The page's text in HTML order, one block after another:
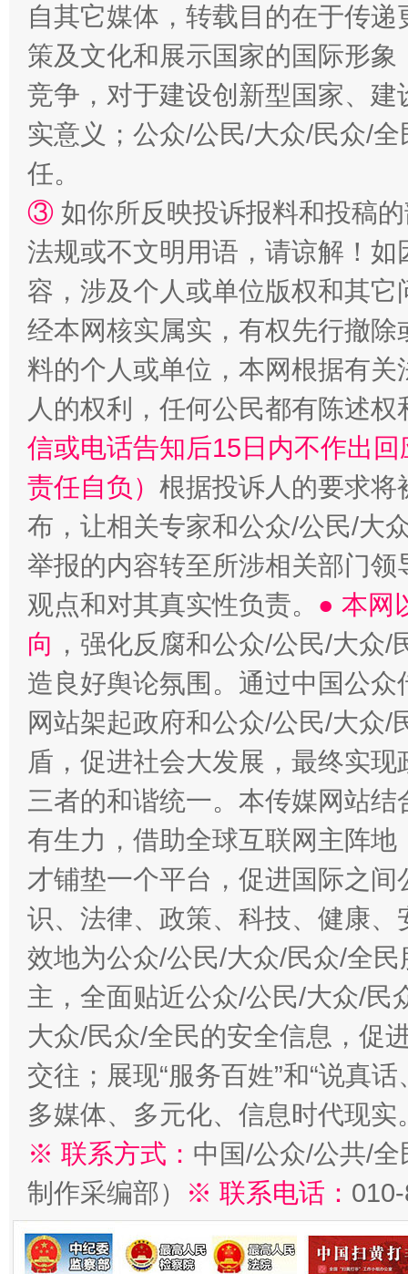
扯下公款旅游的“隐身衣” 如何以
“蜀中异人”王建安的艺术幻境
自其它媒体，转载目的在于传
策及文化和展示国家的国际形
竞争，对于建设创新型国家、
实意义；公众/公民/大众/民众/
任。
③ 如你所反映投诉报料和投稿
法规或不文明用语，请谅解！
容，涉及个人或单位版权和其它
经本网核实属实，有权先行撤
料的个人或单位，本网根据有
人的权利，任何公民都有陈述
信或电话告知后15日内不作出
责任自负） 根据投诉人的要求将
布，让相关专家和公众/公民/大
举报的内容转至所涉相关部门
观点和对其真实性负责。 ● 本网
向 ，强化反腐和公众/公民/大众
造良好舆论氛围。通过中国公
网站架起政府和公众/公民/大众
盾，促进社会大发展，最终实
三者的和谐统一。本传媒网站
有生力，借助全球互联网主阵
才铺垫一个平台，促进国际之
识、法律、政策、科技、健康
效地为公众/公民/大众/民众/全
主，全面贴近公众/公民/大众/民
大众/民众/全民的安全信息，促
交往；展现“服务百姓”和“说真
多媒体、多元化、信息时代现实
※ 联系方式： 中国/公众/公共/
制作采编部）
※ 联系电话：